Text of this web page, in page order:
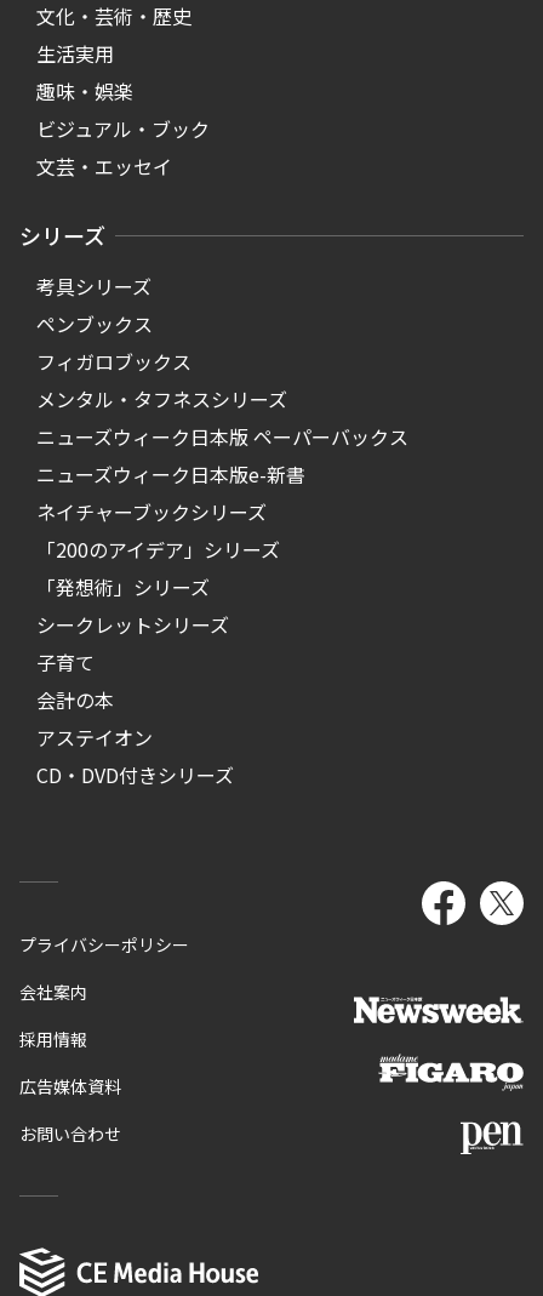
文化・芸術・歴史
生活実用
趣味・娯楽
ビジュアル・ブック
文芸・エッセイ
シリーズ
考具シリーズ
ペンブックス
フィガロブックス
メンタル・タフネスシリーズ
ニューズウィーク日本版 ペーパーバックス
ニューズウィーク日本版e-新書
ネイチャーブックシリーズ
「200のアイデア」シリーズ
「発想術」シリーズ
シークレットシリーズ
子育て
会計の本
アステイオン
CD・DVD付きシリーズ
プライバシーポリシー
会社案内
採用情報
広告媒体資料
お問い合わせ